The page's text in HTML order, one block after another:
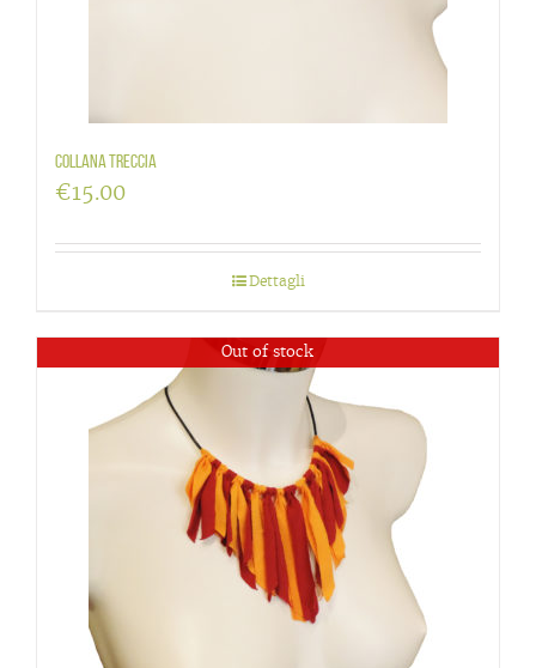
Collana treccia
€15.00
Dettagli
Out of stock